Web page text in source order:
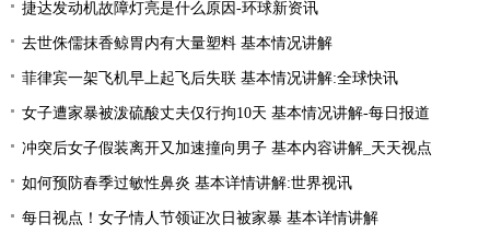
捷达发动机故障灯亮是什么原因-环球新资讯
去世侏儒抹香鲸胃内有大量塑料 基本情况讲解
菲律宾一架飞机早上起飞后失联 基本情况讲解:全球快讯
女子遭家暴被泼硫酸丈夫仅行拘10天 基本情况讲解-每日报道
冲突后女子假装离开又加速撞向男子 基本内容讲解_天天视点
如何预防春季过敏性鼻炎 基本详情讲解:世界视讯
每日视点！女子情人节领证次日被家暴 基本详情讲解